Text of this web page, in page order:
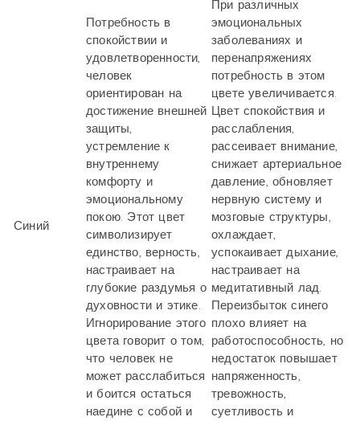
Синий
Потребность в
спокойствии и
удовлетворенности,
человек
ориентирован на
достижение внешней
защиты,
устремление к
внутреннему
комфорту и
эмоциональному
покою. Этот цвет
символизирует
единство, верность,
настраивает на
глубокие раздумья о
духовности и этике.
Игнорирование этого
цвета говорит о том,
что человек не
может расслабиться
и боится остаться
наедине с собой и
При различных
эмоциональных
заболеваниях и
перенапряжениях
потребность в этом
цвете увеличивается.
Цвет спокойствия и
расслабления,
рассеивает внимание,
снижает артериальное
давление, обновляет
нервную систему и
мозговые структуры,
охлаждает,
успокаивает дыхание,
настраивает на
медитативный лад.
Переизбыток синего
плохо влияет на
работоспособность, но
недостаток повышает
напряженность,
тревожность,
суетливость и